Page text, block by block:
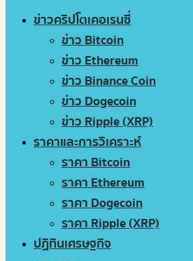
ข่าวคริปโตเคอเรนซี่
ข่าว Bitcoin
ข่าว Ethereum
ข่าว Binance Coin
ข่าว Dogecoin
ข่าว Ripple (XRP)
ราคาและการวิเคราะห์
ราคา Bitcoin
ราคา Ethereum
ราคา Dogecoin
ราคา Ripple (XRP)
ปฏิทินเศรษฐกิจ